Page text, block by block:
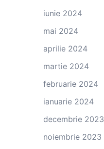
iunie 2024
mai 2024
aprilie 2024
martie 2024
februarie 2024
ianuarie 2024
decembrie 2023
noiembrie 2023